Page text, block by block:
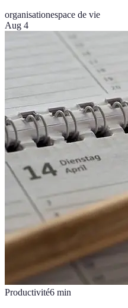
organisationespace de vie
Aug 4
Productivité6 min